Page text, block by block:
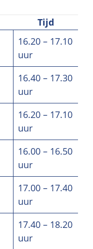
Tijd
16.20 – 17.10
uur
16.40 – 17.30
uur
16.20 – 17.10
uur
16.00 – 16.50
uur
17.00 – 17.40
uur
17.40 – 18.20
uur